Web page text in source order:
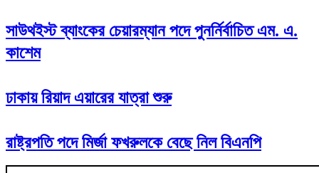
সাউথইস্ট ব্যাংকের চেয়ারম্যান পদে পুনর্নির্বাচিত এম. এ.
কাশেম
ঢাকায় রিয়াদ এয়ারের যাত্রা শুরু
রাষ্ট্রপতি পদে মির্জা ফখরুলকে বেছে নিল বিএনপি